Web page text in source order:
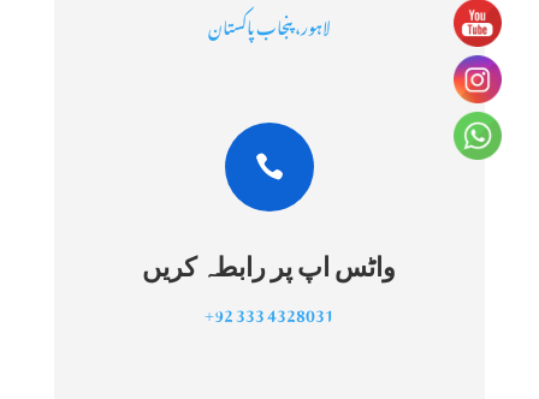
لاہور، پنجاب پاکستان

واٹس اپ پر رابطہ کریں
+92 333 4328031